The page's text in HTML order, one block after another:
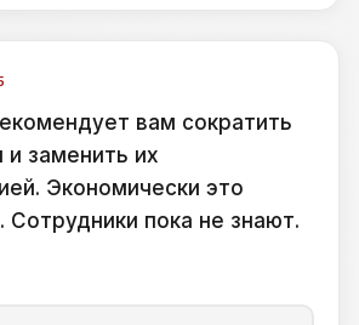
вам сократить
заменить их
Экономически это
Сотрудники пока не знают.